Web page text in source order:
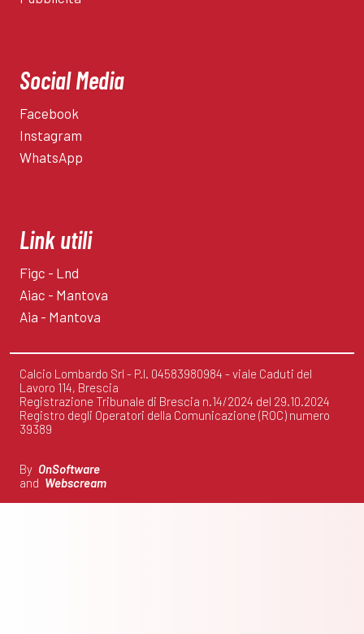
Social Media
Facebook
Instagram
WhatsApp
Link utili
Figc - Lnd
Aiac - Mantova
Aia - Mantova
Calcio Lombardo Srl - P.I. 04583980984 - viale Caduti del
Lavoro 114, Brescia
Registrazione Tribunale di Brescia n.14/2024 del 29.10.2024
Registro degli Operatori della Comunicazione (ROC) numero
39389
By OnSoftware
and Webscream